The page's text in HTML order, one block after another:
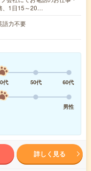
、1日15～20…
語力不要
代 50代
60代
男性
詳しく見る